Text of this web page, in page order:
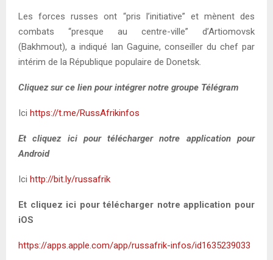
Les forces russes ont “pris l’initiative” et mènent des
combats “presque au centre-ville” d’Artiomovsk
(Bakhmout), a indiqué Ian Gaguine, conseiller du chef par
intérim de la République populaire de Donetsk.
Cliquez sur ce lien pour intégrer notre groupe Télégram
Ici https://t.me/RussAfrikinfos
Et cliquez ici pour télécharger notre application pour
Android
Ici http://bit.ly/russafrik
Et cliquez ici pour télécharger notre application pour
iOS
https://apps.apple.com/app/russafrik-infos/id1635239033